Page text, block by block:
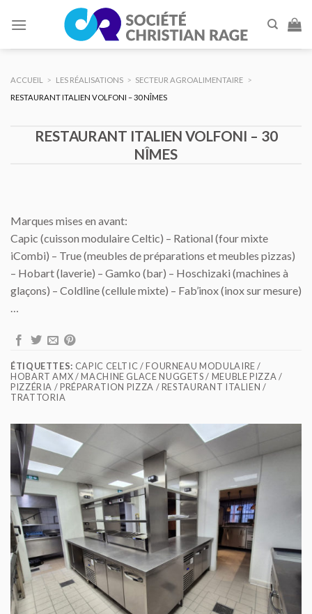
ACCUEIL > LES RÉALISATIONS > SECTEUR AGROALIMENTAIRE
>
RESTAURANT ITALIEN VOLFONI – 30 NÎMES
RESTAURANT ITALIEN VOLFONI – 30
NÎMES
Marques mises en avant:
Capic (cuisson modulaire Celtic) – Rational (four mixte
iCombi) – True (meubles de préparations et meubles pizzas)
– Hobart (laverie) – Gamko (bar) – Hoschizaki (machines à
glaçons) – Coldline (cellule mixte) – Fab’inox (inox sur mesure)
ÉTIQUETTES: CAPIC CELTIC / FOURNEAU MODULAIRE /
HOBART AMX / MACHINE GLACE NUGGETS / MEUBLE PIZZA /
PIZZÉRIA / PRÉPARATION PIZZA / RESTAURANT ITALIEN /
TRATTORIA